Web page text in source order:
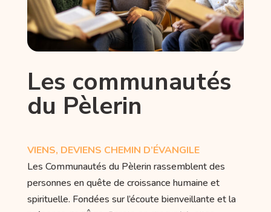
Les communautés
du Pèlerin
VIENS, DEVIENS CHEMIN D’ÉVANGILE
Les Communautés du Pèlerin rassemblent des
personnes en quête de croissance humaine et
spirituelle. Fondées sur l’écoute bienveillante et la